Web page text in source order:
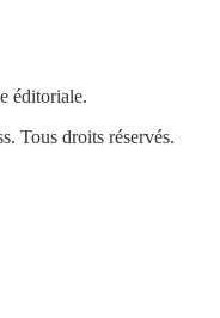
éditoriale.
Tous droits réservés.